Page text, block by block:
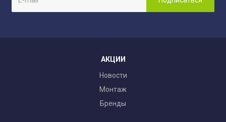
АКЦИИ
Новости
Монтаж
Бренды